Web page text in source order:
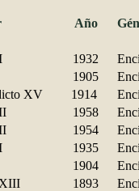
Año
1932
1905
XV 1914
1958
1954
1935
1904
1893